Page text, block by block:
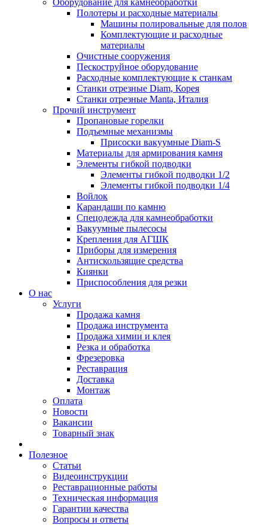
Оборудование для камнеобработки
Полотеры и расходные материалы
Машины полировальные для полов
Комплектующие и расходные
материалы
Очистные сооружения
Пескоструйное оборудование
Расходные комплектующие к станкам
Станки отрезные Diam, Корея
Станки отрезные Manta, Италия
Прочий инструмент
Пропановые горелки
Подъeмные механизмы
Присоски вакуумные Diam-S
Материалы для армирования камня
Элементы гибкой подводки
Элементы гибкой подводки 1/2
Элементы гибкой подводки 1/4
Войлок
Карандаши по камню
Спецодежда для камнеобработки
Вакуумные пылесосы
Крепления для АГШК
Приборы для измерения
Антискользящие средства
Киянки
Приспособления для резки
О нас
Услуги
Продажа камня
Продажа инструмента
Продажа химии и клея
Резка и обработка
Фрезеровка
Реставрация
Доставка
Монтаж
Оплата
Новости
Вакансии
Товарный знак
Полезное
Статьи
Видеоинструкции
Реставрационные работы
Техническая информация
Гарантии качества
Вопросы и ответы